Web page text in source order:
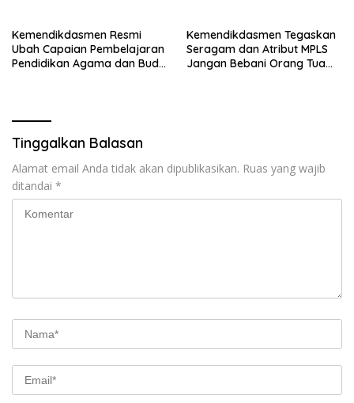
Kemendikdasmen Resmi
Ubah Capaian Pembelajaran
Pendidikan Agama dan Budi
Kemendikdasmen Tegaskan
Seragam dan Atribut MPLS
Jangan Bebani Orang Tua
Tinggalkan Balasan
Alamat email Anda tidak akan dipublikasikan. Ruas yang wajib
ditandai *